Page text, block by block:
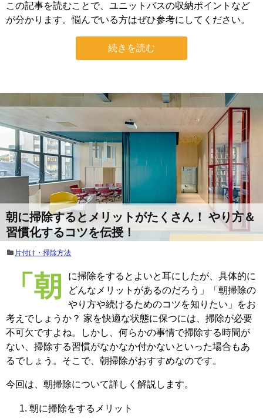
この記事を読むことで、ユニットバスの収納ポイントなど
が分かります。悩んでいる方はぜひ参考にしてください。
続きを読む
朝に掃除するとメリットがたくさん！ やり方＆
習慣化するコツを伝授！
片付け・掃除方法
「朝に掃除をするとよいと耳にしたが、具体的に
どんなメリットがあるのだろう」「朝掃除の
やり方や続けるためのコツを知りたい」をお
考えでしょうか？ 家を快適な状態に保つには、掃除が必要
不可欠ですよね。しかし、何らかの事情で掃除する時間が
ない、掃除する習慣がなかなか付かないといった場合もあ
るでしょう。そこで、朝掃除がおすすめなのです。
今回は、朝掃除について詳しく解説します。
朝に掃除をするメリット